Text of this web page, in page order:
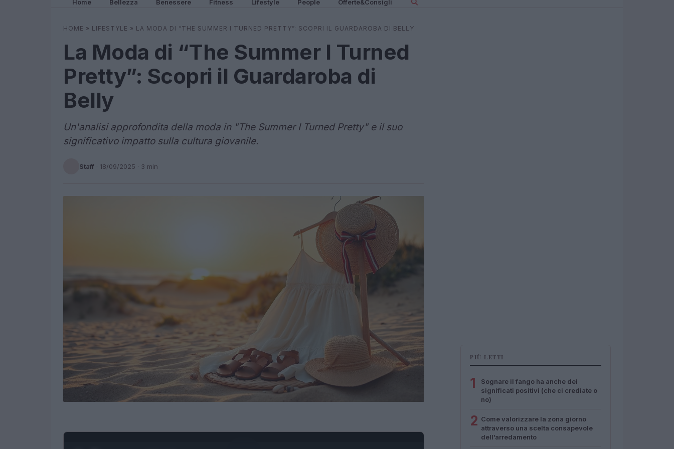
Home Bellezza Benessere Fitness Lifestyle People Offerte&Consigli
HOME » LIFESTYLE » LA MODA DI “THE SUMMER I TURNED PRETTY”: SCOPRI IL GUARDAROBA DI BELLY
La Moda di “The Summer I Turned
Pretty”: Scopri il Guardaroba di
Belly
Un'analisi approfondita della moda in "The Summer I Turned Pretty" e il suo
significativo impatto sulla cultura giovanile.
Staff · 18/09/2025 · 3 min
PIÙ LETTI
1
Sognare il fango ha anche dei
significati positivi (che ci crediate o
no)
2 Come valorizzare la zona giorno
attraverso una scelta consapevole
dell’arredamento